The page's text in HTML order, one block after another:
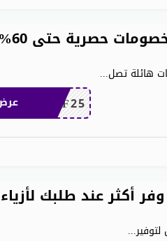
كود خصم
هائلة تصل...
MEAF25
ان 600 ريال وفر أكثر عند طلبك
...